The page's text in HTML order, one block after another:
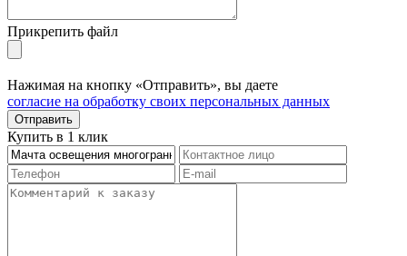
Прикрепить файл
Нажимая на кнопку «Отправить», вы даете
согласие на обработку своих персональных данных
Отправить
Купить в 1 клик